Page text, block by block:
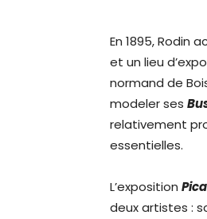
En 1895, Rodin
et un lieu
normand de
modeler ses
relativement
essentielles.
L’exposition
deux artistes :